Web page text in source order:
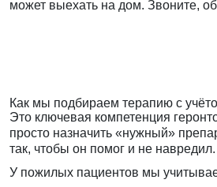
может выехать на дом. Звоните,
Как мы подбираем терапию с
Это ключевая компетенция
просто назначить «нужный»
так, чтобы он помог и не навредил.
У пожилых пациентов мы